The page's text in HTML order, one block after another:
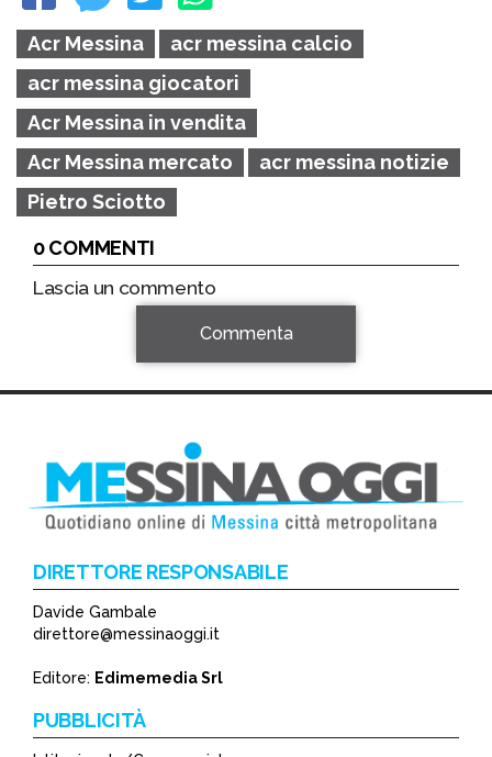
Acr Messina
acr messina calcio
acr messina giocatori
Acr Messina in vendita
Acr Messina mercato
acr messina notizie
Pietro Sciotto
0 COMMENTI
Lascia un commento
*
Commenta
DIRETTORE RESPONSABILE
Davide Gambale
direttore@messinaoggi.it
Editore: Edimemedia Srl
PUBBLICITÀ